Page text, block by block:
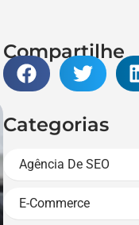
Compartilhe
Categorias
Agência De SEO
E-Commerce